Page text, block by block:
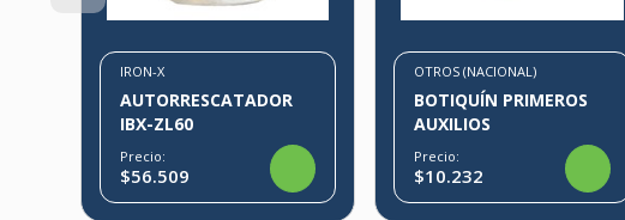
IRON-X
AUTORRESCATADOR
IBX-ZL60
Precio:
$56.509
OTROS (NACIONAL)
BOTIQUÍN PRIMEROS
AUXILIOS
Precio:
$10.232